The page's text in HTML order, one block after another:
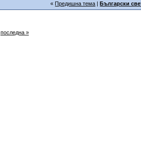
«Предишна тема |Български
последна »